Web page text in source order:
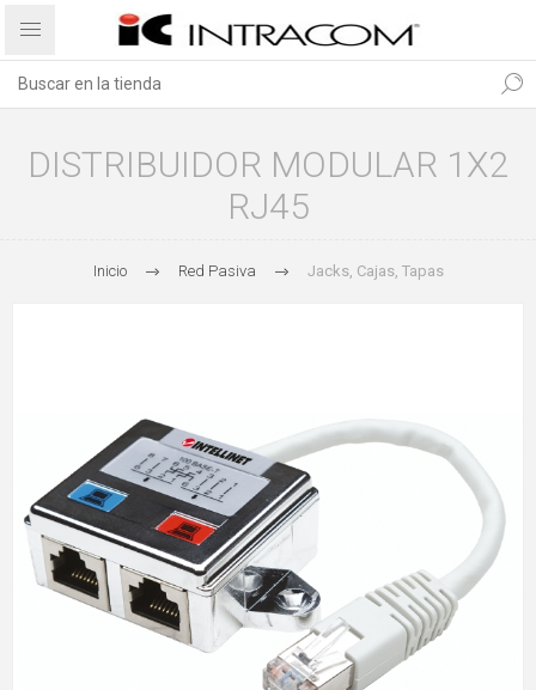
DISTRIBUIDOR MODULAR 1X2
RJ45
Inicio Red Pasiva Jacks, Cajas, Tapas